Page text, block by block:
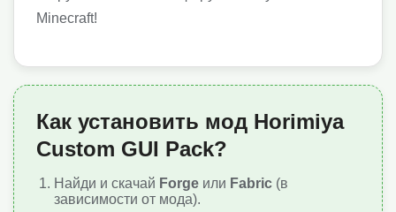
Minecraft!
Как установить мод Horimiya
Custom GUI Pack?
Найди и скачай Forge или Fabric (в
зависимости от мода).